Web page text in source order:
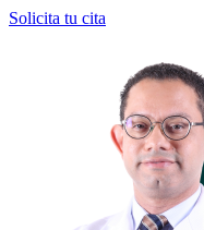
Solicita tu cita